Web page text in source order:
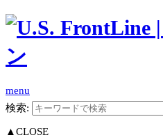
menu
検索:
▲CLOSE